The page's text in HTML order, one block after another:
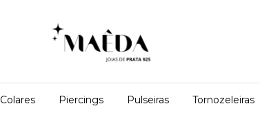
Colares Piercings Pulseiras Tornozeleiras